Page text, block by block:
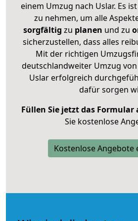
einem Umzug nach Uslar. Es
zu nehmen, um alle
sorgfältig zu planen und zu
sicherzustellen, dass alles
Mit der richtigen
deutschlandweiter Umzug von
Uslar erfolgreich
dafür sorgen
Füllen Sie jetzt das Formular
Sie kostenlose
Kostenlose Angebote